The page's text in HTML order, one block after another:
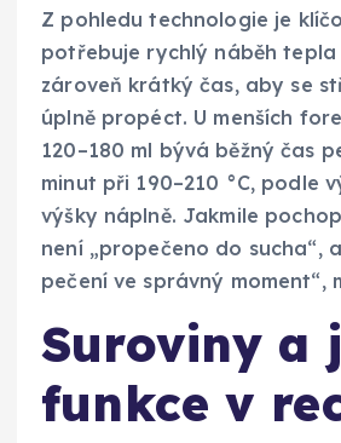
Z pohledu technologie je
potřebuje rychlý náběh tepla
zároveň krátký čas, aby se
úplně propéct. U menších
120–180 ml bývá běžný čas
minut při 190–210 °C, podle
výšky náplně. Jakmile
není „propečeno do sucha“,
pečení ve správný moment“,
Suroviny a
funkce v